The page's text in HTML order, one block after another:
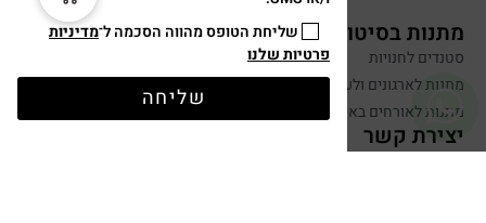
מתנות בסיטונאות
סטנדים לחנויות
מתנות לארגונים ולעובדים
מתנות לאורחים באירועים
יצירת קשר
שליחת הטופס מהווה הסכמה ל־מדיניות
פרטיות שלנו
שליחה